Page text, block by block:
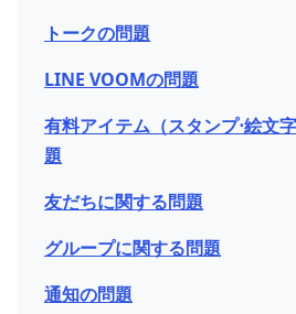
トークの問題
LINE VOOMの問題
有料アイテム（スタンプ⋅絵文
題
友だちに関する問題
グループに関する問題
通知の問題